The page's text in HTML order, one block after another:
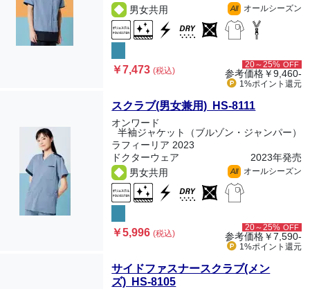
男女共用
All オールシーズン
￥7,473(税込)
20～25% OFF
参考価格￥9,460-
1%ポイント 還元
スクラブ(男女兼用) HS-8111
オンワード
半袖ジャケット（ブルゾン・ジャンパー）
ラフィーリア 2023
ドクターウェア
2023年発売
男女共用
All オールシーズン
￥5,996(税込)
20～25% OFF
参考価格￥7,590-
1%ポイント 還元
サイドファスナースクラブ(メン
ズ) HS-8105